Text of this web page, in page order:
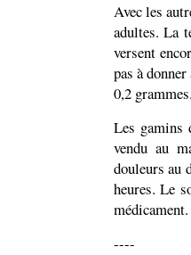
Avec les
adultes. La
versent
pas à
0,2
Les gamins
vendu au
douleurs au
heures. Le
----